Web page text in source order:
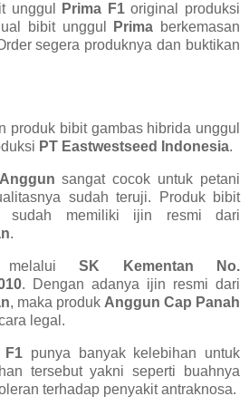
unggul Prima F1original produksi
bibit unggul Prima berkemasan
segera produknya dan buktikan
produk bibit gambas hibrida unggul
PT Eastwestseed Indonesia.
Anggun sangat cocok untuk petani
sudah teruji. Produk bibit
memiliki ijin resmi dari
.
SK Kementan No.
. Dengan adanya ijin resmi dari
, maka produk Anggun Cap Panah
legal.
F1 punya banyak kelebihan untuk
tersebut yakni seperti buahnya
terhadap penyakit antraknosa.